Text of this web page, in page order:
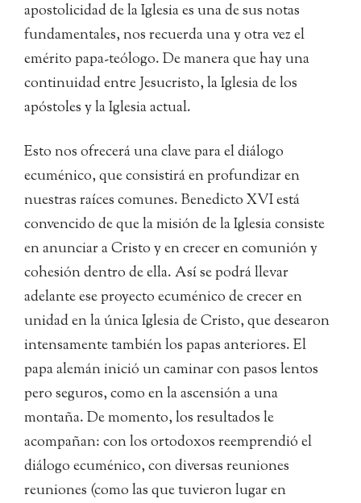
apostolicidad de la Iglesia es una de sus notas
fundamentales, nos recuerda una y otra vez el
emérito papa-teólogo. De manera que hay una
continuidad entre Jesucristo, la Iglesia de los
apóstoles y la Iglesia actual.
Esto nos ofrecerá una clave para el diálogo
ecuménico, que consistirá en profundizar en
nuestras raíces comunes. Benedicto XVI está
convencido de que la misión de la Iglesia consiste
en anunciar a Cristo y en crecer en comunión y
cohesión dentro de ella. Así se podrá llevar
adelante ese proyecto ecuménico de crecer en
unidad en la única Iglesia de Cristo, que desearon
intensamente también los papas anteriores. El
papa alemán inició un caminar con pasos lentos
pero seguros, como en la ascensión a una
montaña. De momento, los resultados le
acompañan: con los ortodoxos reemprendió el
diálogo ecuménico, con diversas reuniones
reuniones (como las que tuvieron lugar en